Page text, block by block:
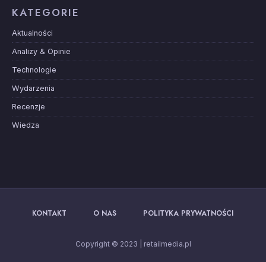
KATEGORIE
Aktualności
Analizy & Opinie
Technologie
Wydarzenia
Recenzje
Wiedza
KONTAKT O NAS POLITYKA PRYWATNOŚCI
Copyright © 2023 | retailmedia.pl